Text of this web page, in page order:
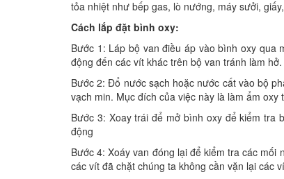
tỏa nhiệt như bếp gas, lò nướng, máy sưởi,
Cách lắp đặt bình oxy:
Bước 1: Láp bộ van điều áp vào bình oxy qua
động đến các vít khác trên bộ van tránh làm hở.
Bước 2: Đổ nước sạch hoặc nước cất vào bộ
vạch min. Mục đích của việc này là làm ẩm
Bước 3: Xoay trái để mở bình oxy để kiểm tra
động
Bước 4: Xoáy van đóng lại để kiểm tra các
các vít đã chặt chúng ta không cần vặn lại các